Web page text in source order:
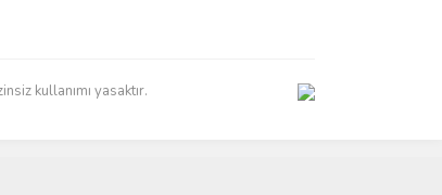
kullanımı yasaktır.